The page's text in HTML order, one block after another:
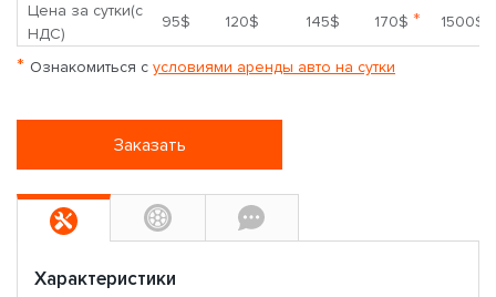
Цена за сутки(с
НДС)
95$ 120$ 145$ 170$ * 1500$
* Ознакомиться с условиями аренды авто на сутки
Заказать
Характеристики